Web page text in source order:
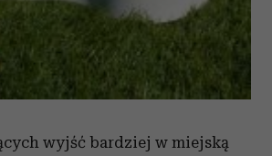
wyjść bardziej w miejską